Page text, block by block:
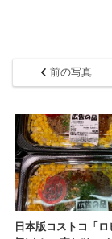
前の写真